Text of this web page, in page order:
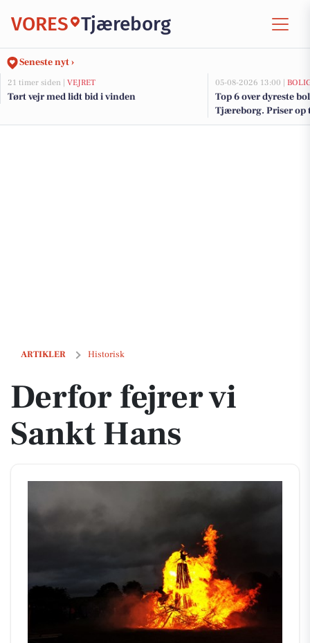
VORES Tjæreborg
Seneste nyt ›
21 timer siden | VEJRET
Tørt vejr med lidt bid i vinden
05-08-2026 13:00 |
Top 6 over dyreste
Tjæreborg. Priser op
ARTIKLER Historisk
Derfor fejrer vi Sankt Hans
Derfor fejrer vi
Sankt Hans